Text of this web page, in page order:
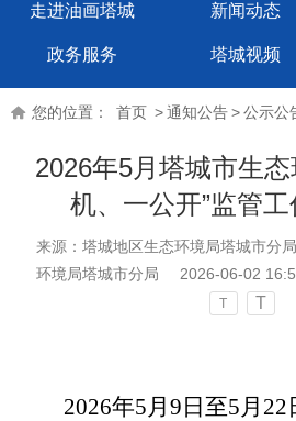
走进油画塔城 新闻动态
政务服务 塔城视频
您的位置： 首页 >通知公告>公示公
2026年5月塔城市生
机、一公开”监管
来源：塔城地区生态环境局塔城市分局
环境局塔城市分局
2026-06-02
T T
2026年5月9日至5月22